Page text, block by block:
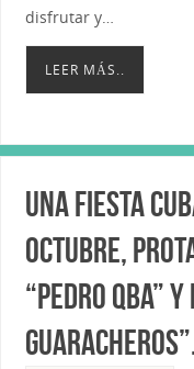
disfrutar y…
LEER MÁS..
Una Fiesta
Octubre,
“Pedro Qba”